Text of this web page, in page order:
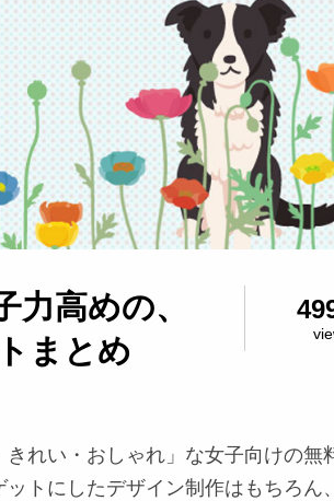
力高めの、
まとめ
れい・おしゃれ」な女子向けの無
トにしたデザイン制作はもちろん